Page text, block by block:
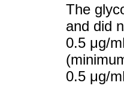
The
and did
0.5 μg/
0.5 μg/